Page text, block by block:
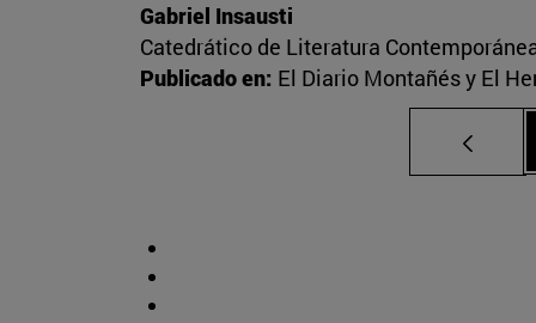
Gabriel Insausti
Catedrático de Literatura
Publicado en: El Diario Montañés y El